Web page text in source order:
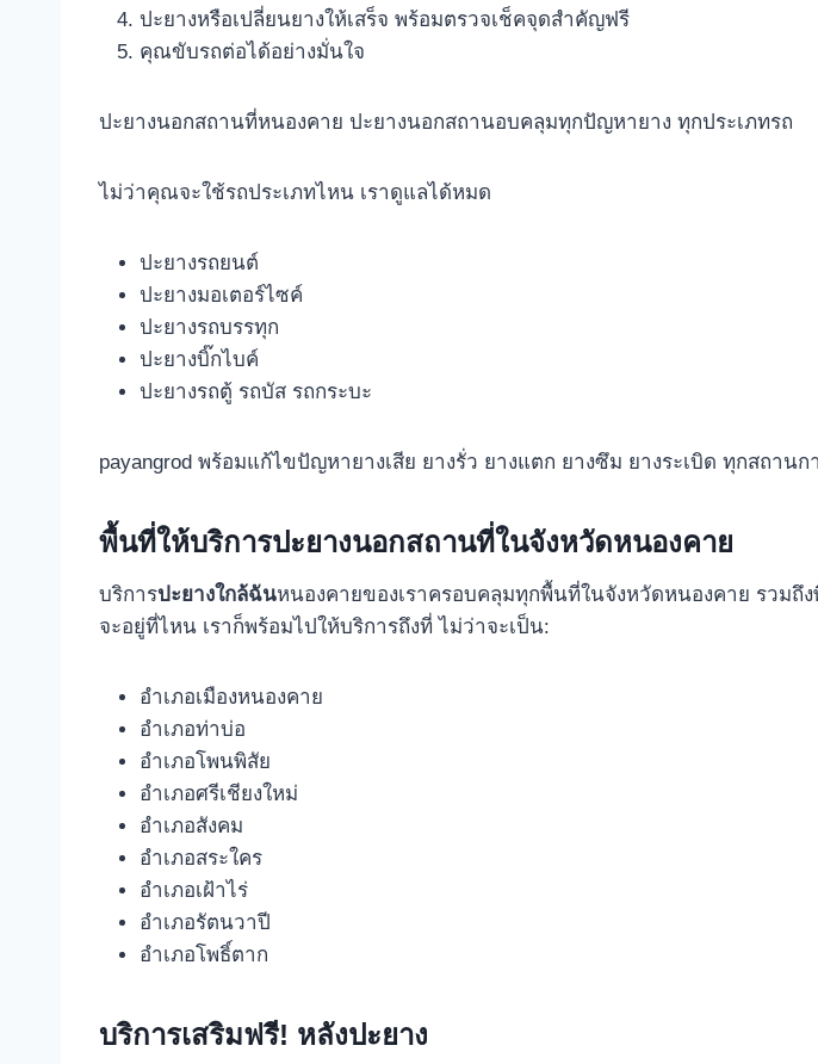
ปะยางหรือเปลี่ยนยางให้เสร็จ พร้อมตรวจเช็คจุดสำคัญฟรี
คุณขับรถต่อได้อย่างมั่นใจ
ปะยางนอกสถานที่หนองคาย ปะยางนอกสถานอบคลุมทุกปัญหายาง ทุกประเภทรถ
ไม่ว่าคุณจะใช้รถประเภทไหน เราดูแลได้หมด
ปะยางรถยนต์
ปะยางมอเตอร์ไซค์
ปะยางรถบรรทุก
ปะยางบิ๊กไบค์
ปะยางรถตู้ รถบัส รถกระบะ
payangrod พร้อมแก้ไขปัญหายางเสีย ยางรั่ว ยางแตก ยางซึม ยางระเบิด ทุกสถาน
พื้นที่ให้บริการปะยางนอกสถานที่ในจังหวัดหนองคาย
บริการปะยางใกล้ฉันหนองคายของเราครอบคลุมทุกพื้นที่ในจังหวัดหนองคาย รวมถึ
จะอยู่ที่ไหน เราก็พร้อมไปให้บริการถึงที่ ไม่ว่าจะเป็น:
อำเภอเมืองหนองคาย
อำเภอท่าบ่อ
อำเภอโพนพิสัย
อำเภอศรีเชียงใหม่
อำเภอสังคม
อำเภอสระใคร
อำเภอเฝ้าไร่
อำเภอรัตนวาปี
อำเภอโพธิ์ตาก
บริการเสริมฟรี! หลังปะยาง